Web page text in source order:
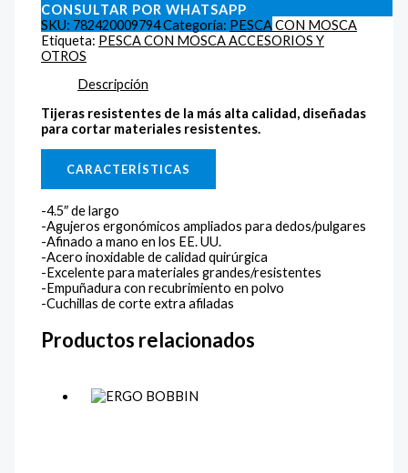
CONSULTAR POR WHATSAPP
SKU: 782420009794Categoría: PESCA CON MOSCA
Etiqueta: PESCA CON MOSCA ACCESORIOS Y
OTROS
Descripción
Tijeras resistentes de la más alta calidad, diseñadas
para cortar materiales resistentes.
CARACTERÍSTICAS
-4.5″ de largo
-Agujeros ergonómicos ampliados para dedos/pulgares
-Afinado a mano en los EE. UU.
-Acero inoxidable de calidad quirúrgica
-Excelente para materiales grandes/resistentes
-Empuñadura con recubrimiento en polvo
-Cuchillas de corte extra afiladas
Productos relacionados